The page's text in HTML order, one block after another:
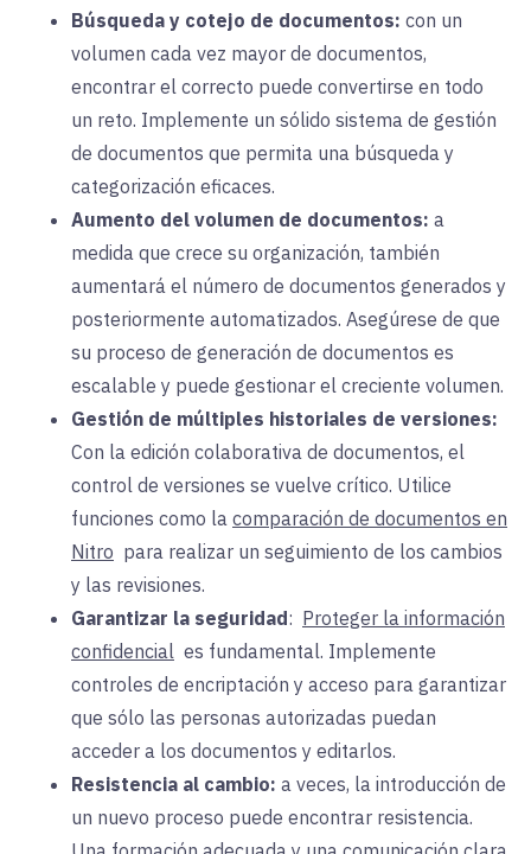
Búsqueda y cotejo de documentos: con un
volumen cada vez mayor de documentos,
encontrar el correcto puede convertirse en todo
un reto. Implemente un sólido sistema de gestión
de documentos que permita una búsqueda y
categorización eficaces.
Aumento del volumen de documentos: a
medida que crece su organización, también
aumentará el número de documentos generados y
posteriormente automatizados. Asegúrese de que
su proceso de generación de documentos es
escalable y puede gestionar el creciente volumen.
Gestión de múltiples historiales de versiones:
Con la edición colaborativa de documentos, el
control de versiones se vuelve crítico. Utilice
funciones como la comparación de documentos en
Nitro para realizar un seguimiento de los cambios
y las revisiones.
Garantizar la seguridad: Proteger la información
confidencial es fundamental. Implemente
controles de encriptación y acceso para garantizar
que sólo las personas autorizadas puedan
acceder a los documentos y editarlos.
Resistencia al cambio: a veces, la introducción de
un nuevo proceso puede encontrar resistencia.